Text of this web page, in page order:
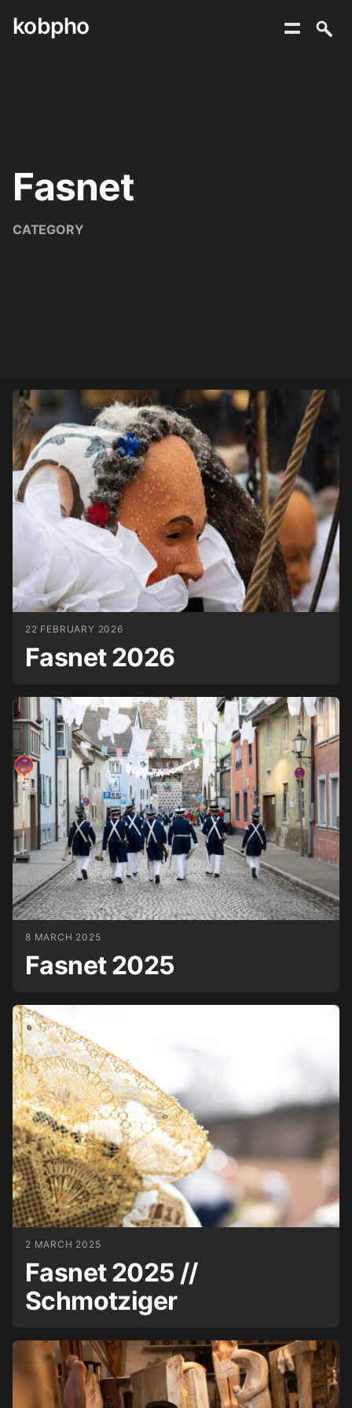
Skip
kobpho
Fasnet
CATEGORY
22 FEBRUARY 2026
Fasnet 2026
8 MARCH 2025
Fasnet 2025
2 MARCH 2025
Fasnet 2025 //
Schmotziger